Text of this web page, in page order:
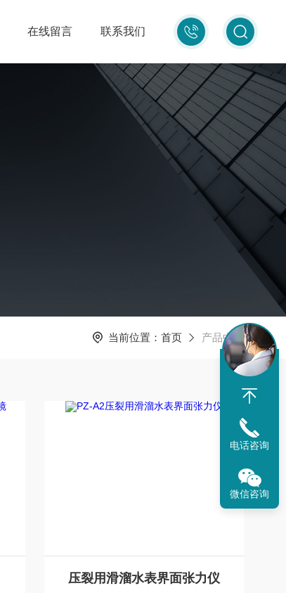
010-
87681080
在线留言 联系我们
当前位置： 首页 产品中心
压裂用滑溜水表界面张力仪
电话咨询
微信咨询